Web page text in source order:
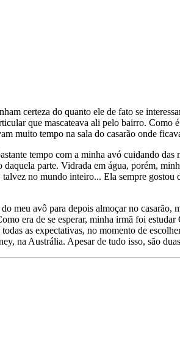
certeza do quanto ele de fato se
que mascateava ali pelo bairro.
muito tempo na sala do casarão onde
tempo com a minha avó cuidando
parte. Vidrada em água, porém,
no mundo inteiro... Ela sempre
meu avô para depois almoçar no
era de se esperar, minha irmã foi
as expectativas, no momento de
na Austrália. Apesar de tudo isso, são